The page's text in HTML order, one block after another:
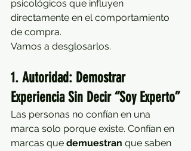
psicológicos que influyen
directamente en el comportamiento
de compra.
Vamos a desglosarlos.
1. Autoridad: Demostrar
Experiencia Sin Decir “Soy Experto”
Las personas no confían en una
marca solo porque existe. Confían en
marcas que demuestran que saben